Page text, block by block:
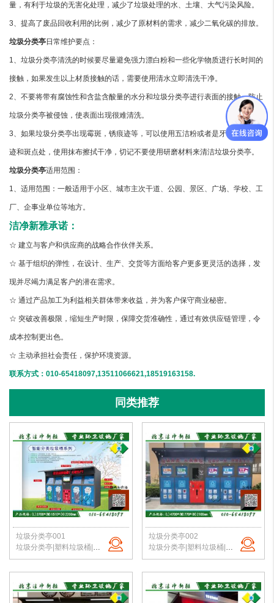
量，有利于垃圾的无害化处理，减少了垃圾处理的水、土壤、大气污染风险。
3、提高了废品回收利用的比例，减少了原材料的需求，减少二氧化碳的排放。
垃圾分类亭日常维护要点：
1、垃圾分类亭清洗的时候要尽量避免强力漂白粉和一些化学物质进行长时间的
接触，如果发生以上材质接触的话，需要使用清水立即清洗干净。
2、不要将带有腐蚀性和含盐含酸量的水分和垃圾分类亭进行表面的接触，防止
垃圾分类亭被侵蚀，使表面出现很难清洗。
3、如果垃圾分类亭出现霉斑，锈痕迹等，可以使用五洁粉或者是牙膏涂抹在锈
迹和斑点处，使用抹布擦拭干净，切记不要使用研磨材料来清洁垃圾分类亭。
垃圾分类亭适用范围：
1、适用范围：一般适用于小区、城市主次干道、公园、景区、广场、学校、工
厂、企事业单位等地方。
洁净新雅承诺：
☆ 建立与客户和供应商的战略合作伙伴关系。
☆ 基于组织的弹性，在设计、生产、交货等方面给客户更多更灵活的选择，发
现并尽竭力满足客户的潜在需求。
☆ 通过产品加工为利益相关群体带来收益，并为客户保守商业秘密。
☆ 突破改善极限，缩短生产时限，保障交货准确性，通过有效供应链管理，令
成本控制更出色。
☆ 主动承担社会责任，保护环境资源。
联系方式：010-65418097,13511066621,18519163158.
同类推荐
垃圾分类亭001
垃圾分类亭|塑料垃圾桶|户外垃圾站|公园垃圾桶|学校分类垃圾亭|北京垃圾桶厂家
垃圾分类亭002
垃圾分类亭|塑料垃圾桶|户外垃圾站|公园垃圾桶|学校分类垃圾亭|北京垃圾桶厂家